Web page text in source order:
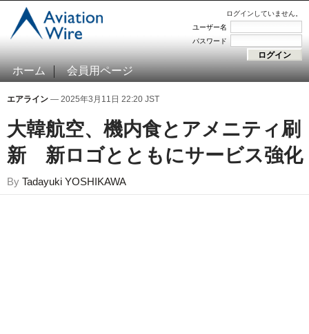
ログインしていません。
ユーザー名
パスワード
ホーム 会員用ページ
エアライン — 2025年3月11日 22:20 JST
大韓航空、機内食とアメニティ刷
新 新ロゴとともにサービス強化
By Tadayuki YOSHIKAWA